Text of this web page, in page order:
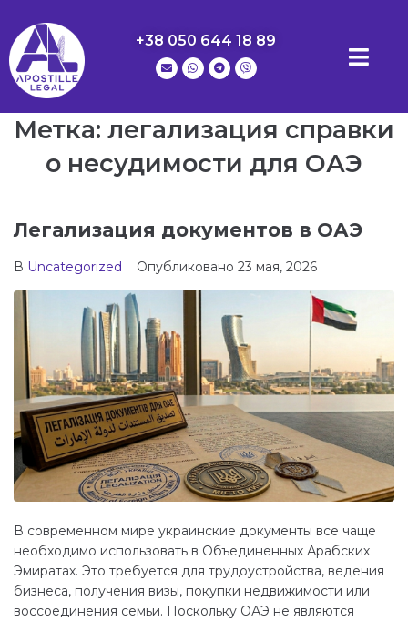
+38 050 644 18 89
Метка: легализация справки
о несудимости для ОАЭ
Легализация документов в ОАЭ
В Uncategorized Опубликовано 23 мая, 2026
В современном мире украинские документы все чаще
необходимо использовать в Объединенных Арабских
Эмиратах. Это требуется для трудоустройства, ведения
бизнеса, получения визы, покупки недвижимости или
воссоединения семьи. Поскольку ОАЭ не являются